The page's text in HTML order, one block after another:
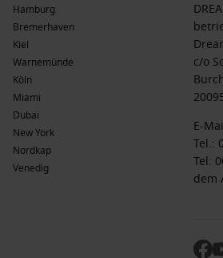
Hamburg
Bremerhaven
Kiel
Warnemünde
Köln
Miami
Dubai
New York
Nordkap
Venedig
c/o
E-
Tel.:
Tel:
dem